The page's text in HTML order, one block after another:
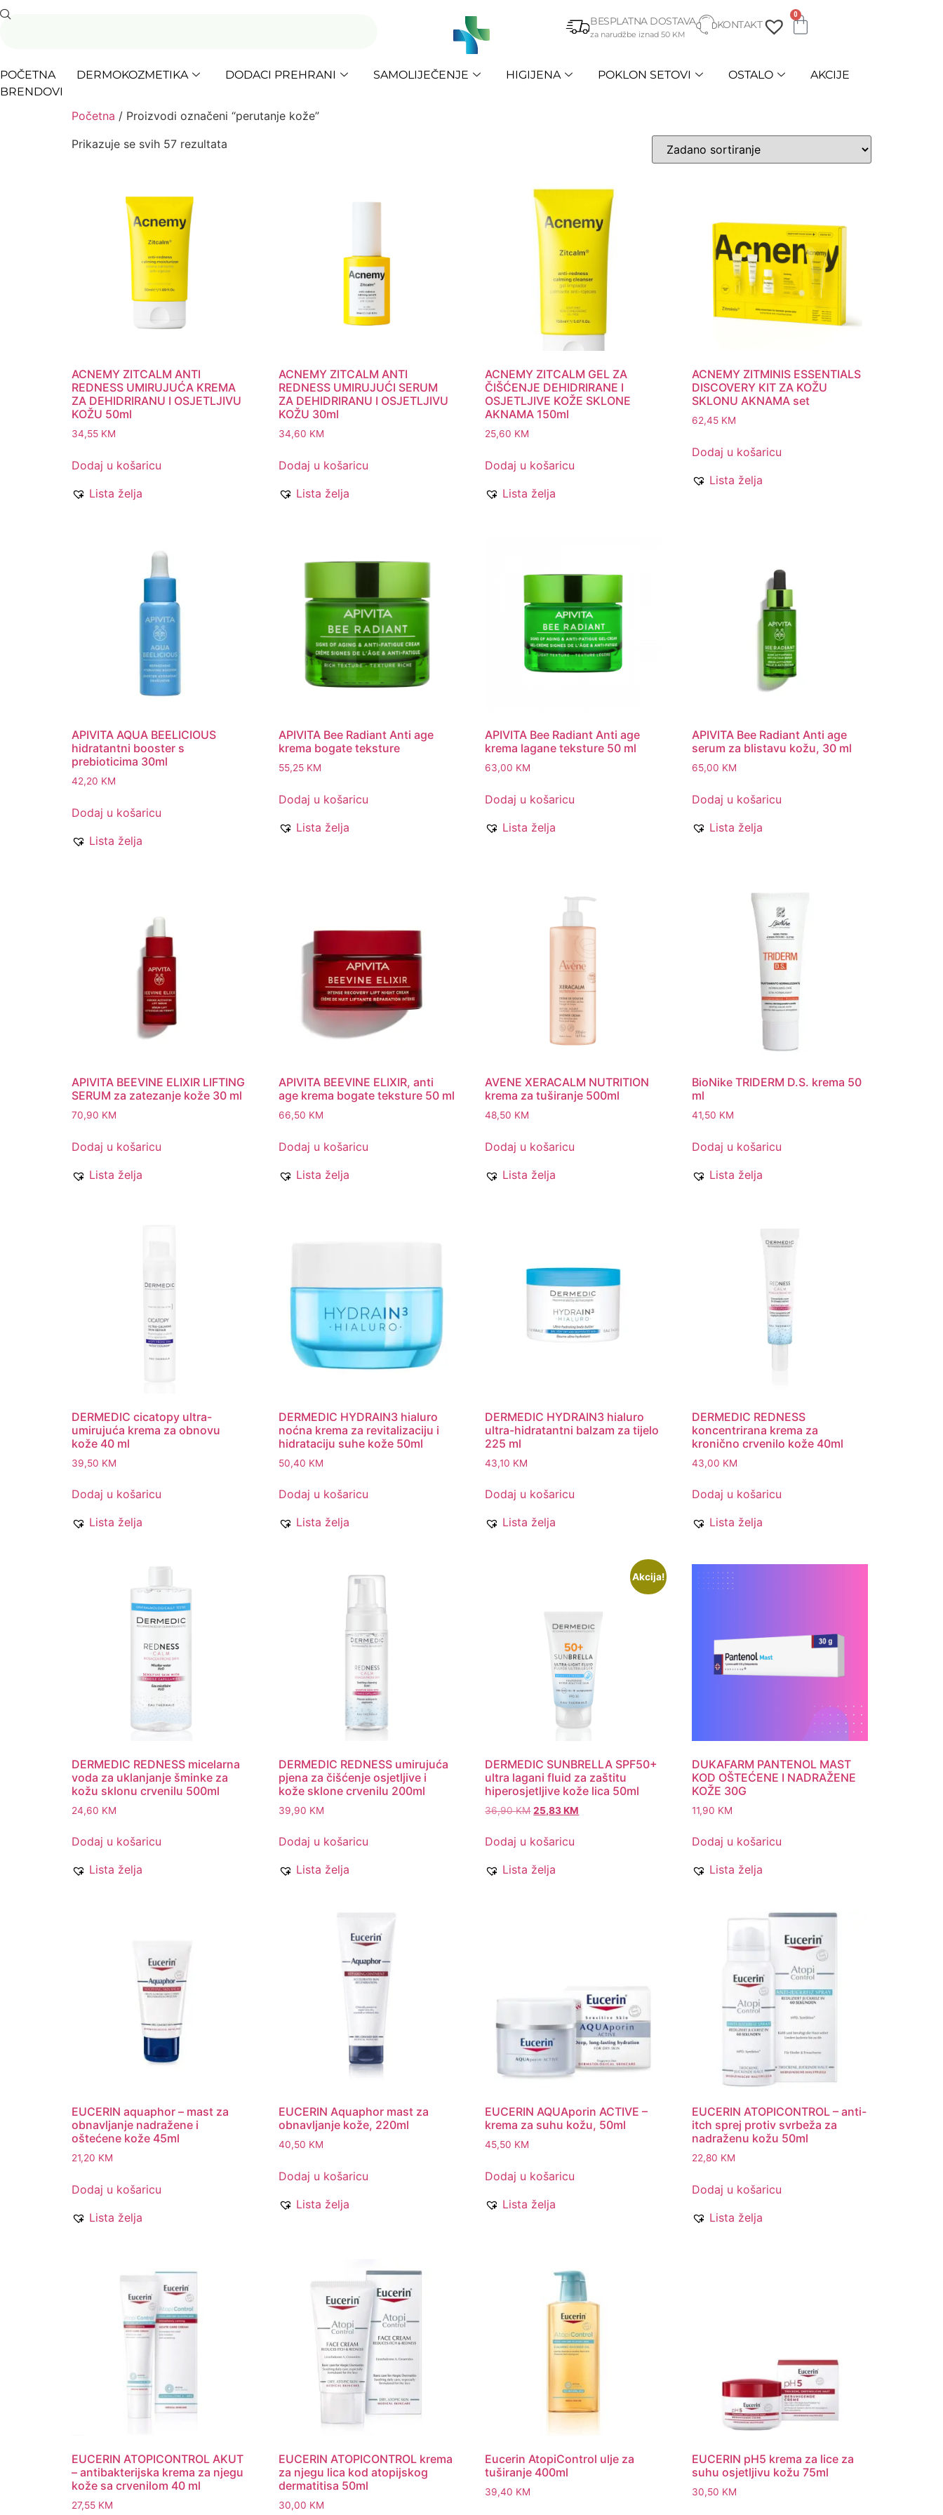
BESPLATNA DOSTAVA
za narudžbe iznad 50 KM
KONTAKT
0
POČETNA DERMOKOZMETIKA DODACI PREHRANI SAMOLIJEČENJE HIGIJENA POKLON SETOVI OSTALO
AKCIJE
BRENDOVI
Početna / Proizvodi označeni “perutanje kože”
Prikazuje se svih 57 rezultata
ACNEMY ZITCALM ANTI
REDNESS UMIRUJUĆA KREMA
ZA DEHIDRIRANU I OSJETLJIVU
KOŽU 50ml
34,55 KM
Dodaj u košaricu
Lista želja
ACNEMY ZITCALM ANTI
REDNESS UMIRUJUĆI SERUM
ZA DEHIDRIRANU I OSJETLJIVU
KOŽU 30ml
34,60 KM
Dodaj u košaricu
Lista želja
ACNEMY ZITCALM GEL ZA
ČIŠĆENJE DEHIDRIRANE I
OSJETLJIVE KOŽE SKLONE
AKNAMA 150ml
25,60 KM
Dodaj u košaricu
Lista želja
ACNEMY ZITMINIS ESSENTIALS
DISCOVERY KIT ZA KOŽU
SKLONU AKNAMA set
62,45 KM
Dodaj u košaricu
Lista želja
APIVITA AQUA BEELICIOUS
hidratantni booster s
prebioticima 30ml
42,20 KM
Dodaj u košaricu
Lista želja
APIVITA Bee Radiant Anti age
krema bogate teksture
55,25 KM
Dodaj u košaricu
Lista želja
APIVITA Bee Radiant Anti age
krema lagane teksture 50 ml
63,00 KM
Dodaj u košaricu
Lista želja
APIVITA Bee Radiant Anti age
serum za blistavu kožu, 30 ml
65,00 KM
Dodaj u košaricu
Lista želja
APIVITA BEEVINE ELIXIR LIFTING
SERUM za zatezanje kože 30 ml
70,90 KM
Dodaj u košaricu
Lista želja
APIVITA BEEVINE ELIXIR, anti
age krema bogate teksture 50 ml
66,50 KM
Dodaj u košaricu
Lista želja
AVENE XERACALM NUTRITION
krema za tuširanje 500ml
48,50 KM
Dodaj u košaricu
Lista želja
BioNike TRIDERM D.S. krema 50
ml
41,50 KM
Dodaj u košaricu
Lista želja
DERMEDIC cicatopy ultra-
umirujuća krema za obnovu
kože 40 ml
39,50 KM
Dodaj u košaricu
Lista želja
DERMEDIC HYDRAIN3 hialuro
noćna krema za revitalizaciju i
hidrataciju suhe kože 50ml
50,40 KM
Dodaj u košaricu
Lista želja
DERMEDIC HYDRAIN3 hialuro
ultra-hidratantni balzam za tijelo
225 ml
43,10 KM
Dodaj u košaricu
Lista želja
DERMEDIC REDNESS
koncentrirana krema za
kronično crvenilo kože 40ml
43,00 KM
Dodaj u košaricu
Lista želja
DERMEDIC REDNESS micelarna
voda za uklanjanje šminke za
kožu sklonu crvenilu 500ml
24,60 KM
Dodaj u košaricu
Lista želja
DERMEDIC REDNESS umirujuća
pjena za čišćenje osjetljive i
kože sklone crvenilu 200ml
39,90 KM
Dodaj u košaricu
Lista želja
Akcija!
DERMEDIC SUNBRELLA SPF50+
ultra lagani fluid za zaštitu
hiperosjetljive kože lica 50ml
36,90KM 25,83KM
Dodaj u košaricu
Lista želja
DUKAFARM PANTENOL MAST
KOD OŠTEĆENE I NADRAŽENE
KOŽE 30G
11,90 KM
Dodaj u košaricu
Lista želja
EUCERIN aquaphor – mast za
obnavljanje nadražene i
oštećene kože 45ml
21,20 KM
Dodaj u košaricu
Lista želja
EUCERIN Aquaphor mast za
obnavljanje kože, 220ml
40,50 KM
Dodaj u košaricu
Lista želja
EUCERIN AQUAporin ACTIVE –
krema za suhu kožu, 50ml
45,50 KM
Dodaj u košaricu
Lista želja
EUCERIN ATOPICONTROL – anti-
itch sprej protiv svrbeža za
nadraženu kožu 50ml
22,80 KM
Dodaj u košaricu
Lista želja
EUCERIN ATOPICONTROL AKUT
– antibakterijska krema za njegu
kože sa crvenilom 40 ml
27,55 KM
EUCERIN ATOPICONTROL krema
za njegu lica kod atopijskog
dermatitisa 50ml
30,00 KM
Eucerin AtopiControl ulje za
tuširanje 400ml
39,40 KM
EUCERIN pH5 krema za lice za
suhu osjetljivu kožu 75ml
30,50 KM